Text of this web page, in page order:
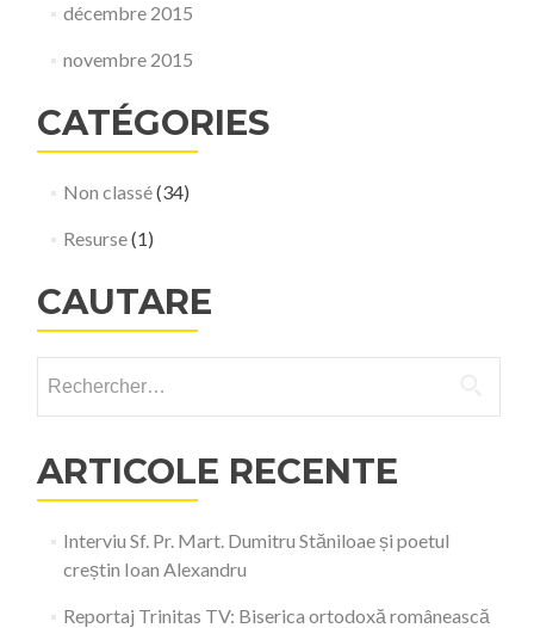
décembre 2015
novembre 2015
CATÉGORIES
Non classé(34)
Resurse(1)
CAUTARE
ARTICOLE RECENTE
Interviu Sf. Pr. Mart. Dumitru Stăniloae și poetul
creștin Ioan Alexandru
Reportaj Trinitas TV: Biserica ortodoxă românească